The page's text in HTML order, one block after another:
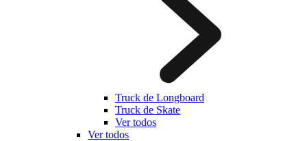
Truck de Longboard
Truck de Skate
Ver todos
Ver todos